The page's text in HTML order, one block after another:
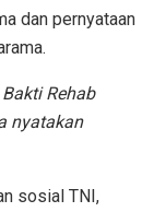
dan pernyataan
Rehab
nyatakan
sosial TNI,